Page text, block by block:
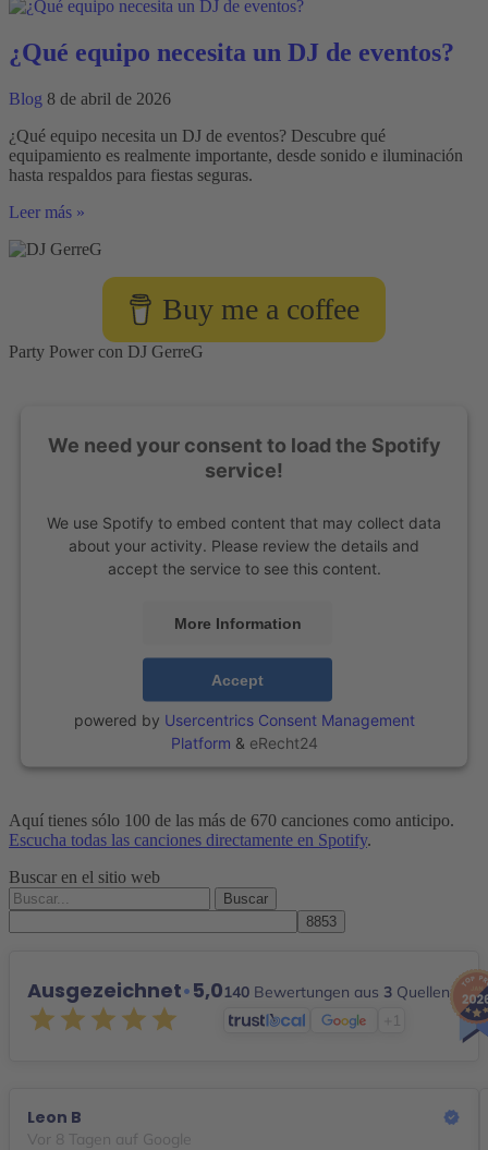
¿Qué equipo necesita un DJ de eventos?
Blog 8 de abril de 2026
¿Qué equipo necesita un DJ de eventos? Descubre qué
equipamiento es realmente importante, desde sonido e iluminación
hasta respaldos para fiestas seguras.
¿Qué
necesita
Leer más »
Buy me a coffee
Party Power con DJ GerreG
We need your consent to load the Spotify
service!
We use Spotify to embed content that may collect data
about your activity. Please review the details and
accept the service to see this content.
More Information
Accept
powered by Usercentrics Consent Management
Platform & eRecht24
Aquí tienes sólo 100 de las más de 670 canciones como anticipo.
Escucha todas las canciones directamente en Spotify.
Buscar en el sitio web
Buscar
por:
Ausgezeichnet•5,0140 Bewertungen aus 3 Quellen
+1
Leon B
Vor 8 Tagen auf Google